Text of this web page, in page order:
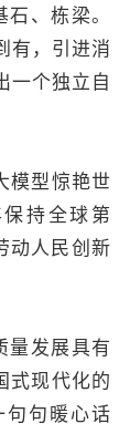
、栋梁。
有，引进消
一个独立自
型惊艳世
持全球第
动人民创新
发展具有
式现代化的
句暖心话